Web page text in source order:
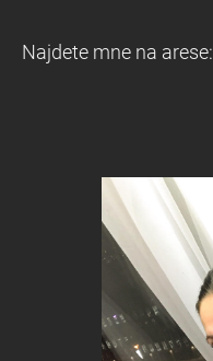
Najdete mne na arese: